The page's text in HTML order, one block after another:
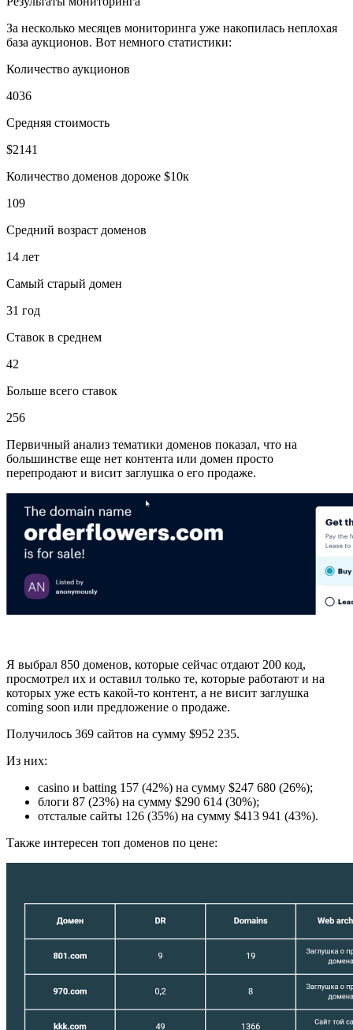
За несколько месяцев мониторинга уже накопилась неплохая
база аукционов. Вот немного статистики:
Количество аукционов
4036
Средняя стоимость
$2141
Количество доменов дороже $10к
109
Средний возраст доменов
14 лет
Самый старый домен
31 год
Ставок в среднем
42
Больше всего ставок
256
Первичный анализ тематики доменов показал, что на
большинстве еще нет контента или домен просто
перепродают и висит заглушка о его продаже.
Я выбрал 850 доменов, которые сейчас отдают 200 код,
просмотрел их и оставил только те, которые работают и на
которых уже есть какой-то контент, а не висит заглушка
coming soon или предложение о продаже.
Получилось 369 сайтов на сумму $952 235.
Из них:
casino и batting 157 (42%) на сумму $247 680 (26%);
блоги 87 (23%) на сумму $290 614 (30%);
отсталые сайты 126 (35%) на сумму $413 941 (43%).
Также интересен топ доменов по цене: